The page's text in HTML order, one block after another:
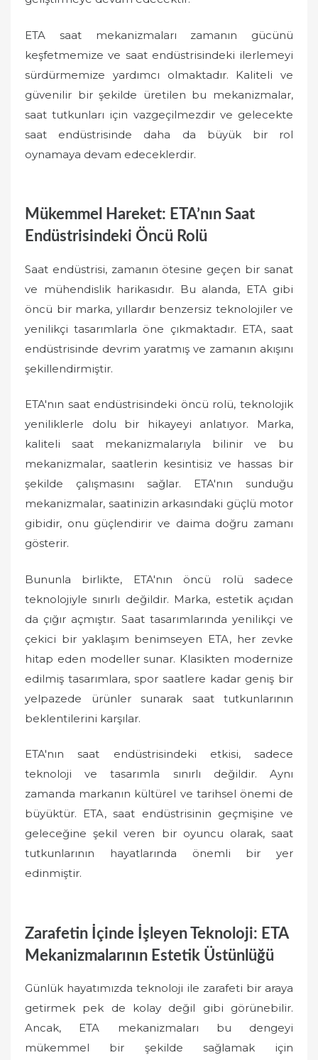
ETA saat mekanizmaları zamanın gücünü
keşfetmemize ve saat endüstrisindeki ilerlemeyi
sürdürmemize yardımcı olmaktadır. Kaliteli ve
güvenilir bir şekilde üretilen bu mekanizmalar,
saat tutkunları için vazgeçilmezdir ve gelecekte
saat endüstrisinde daha da büyük bir rol
oynamaya devam edeceklerdir.
Mükemmel Hareket: ETA’nın Saat
Endüstrisindeki Öncü Rolü
Saat endüstrisi, zamanın ötesine geçen bir sanat
ve mühendislik harikasıdır. Bu alanda, ETA gibi
öncü bir marka, yıllardır benzersiz teknolojiler ve
yenilikçi tasarımlarla öne çıkmaktadır. ETA, saat
endüstrisinde devrim yaratmış ve zamanın akışını
şekillendirmiştir.
ETA'nın saat endüstrisindeki öncü rolü, teknolojik
yeniliklerle dolu bir hikayeyi anlatıyor. Marka,
kaliteli saat mekanizmalarıyla bilinir ve bu
mekanizmalar, saatlerin kesintisiz ve hassas bir
şekilde çalışmasını sağlar. ETA'nın sunduğu
mekanizmalar, saatinizin arkasındaki güçlü motor
gibidir, onu güçlendirir ve daima doğru zamanı
gösterir.
Bununla birlikte, ETA'nın öncü rolü sadece
teknolojiyle sınırlı değildir. Marka, estetik açıdan
da çığır açmıştır. Saat tasarımlarında yenilikçi ve
çekici bir yaklaşım benimseyen ETA, her zevke
hitap eden modeller sunar. Klasikten modernize
edilmiş tasarımlara, spor saatlere kadar geniş bir
yelpazede ürünler sunarak saat tutkunlarının
beklentilerini karşılar.
ETA'nın saat endüstrisindeki etkisi, sadece
teknoloji ve tasarımla sınırlı değildir. Aynı
zamanda markanın kültürel ve tarihsel önemi de
büyüktür. ETA, saat endüstrisinin geçmişine ve
geleceğine şekil veren bir oyuncu olarak, saat
tutkunlarının hayatlarında önemli bir yer
edinmiştir.
Zarafetin İçinde İşleyen Teknoloji: ETA
Mekanizmalarının Estetik Üstünlüğü
Günlük hayatımızda teknoloji ile zarafeti bir araya
getirmek pek de kolay değil gibi görünebilir.
Ancak, ETA mekanizmaları bu dengeyi
mükemmel bir şekilde sağlamak için